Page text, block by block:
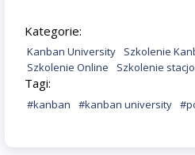
Kategorie:
Kanban University
Szkolenie
Szkolenie Online
Szkolenie
Tagi:
#kanban #kanban university